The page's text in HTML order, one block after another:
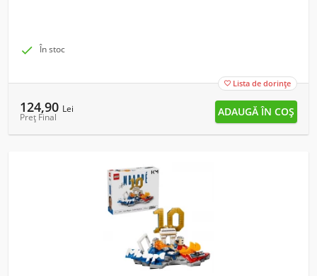
 În stoc
 Lista de dorințe
124,90 Lei
Preț Final